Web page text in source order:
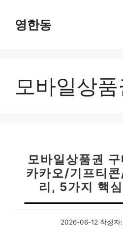
영한동
모바일상
모바일상품권
카카오/기프티
리, 5가지 핵
2026-06-12 작성자: